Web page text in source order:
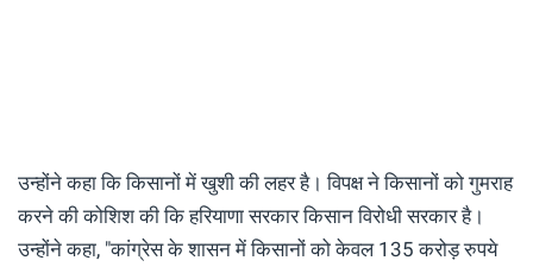
उन्होंने कहा कि किसानों में खुशी की लहर है। विपक्ष ने किसानों को गुमराह
करने की कोशिश की कि हरियाणा सरकार किसान विरोधी सरकार है।
उन्होंने कहा, "कांग्रेस के शासन में किसानों को केवल 135 करोड़ रुपये